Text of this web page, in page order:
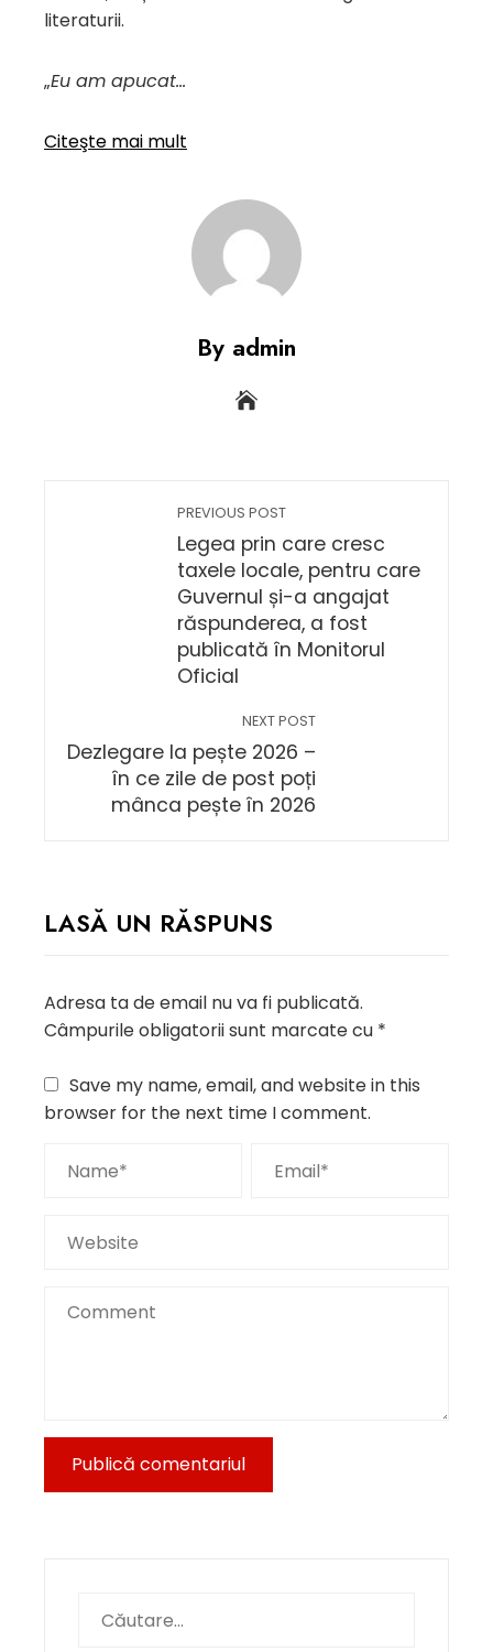
literaturii.
„Eu am apucat…
Citeşte mai mult
By admin
PREVIOUS POST
Legea prin care cresc
taxele locale, pentru care
Guvernul și-a angajat
răspunderea, a fost
publicată în Monitorul
Oficial
NEXT POST
Dezlegare la pește 2026 –
în ce zile de post poți
mânca pește în 2026
LASĂ UN RĂSPUNS
Adresa ta de email nu va fi publicată.
Câmpurile obligatorii sunt marcate cu *
Save my name, email, and website in this
browser for the next time I comment.
după: